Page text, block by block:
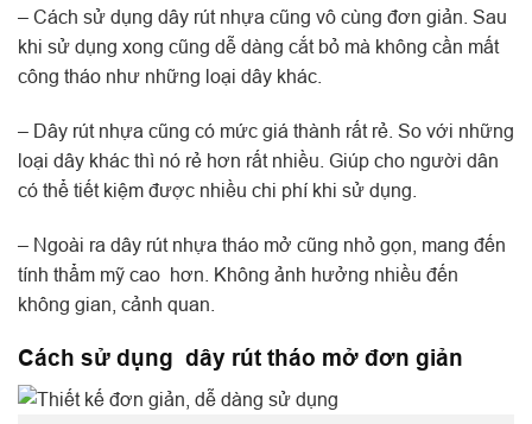
– Cách sử dụng dây rút nhựa cũng vô cùng đơn giản. Sau
khi sử dụng xong cũng dễ dàng cắt bỏ mà không cần mất
công tháo như những loại dây khác.
– Dây rút nhựa cũng có mức giá thành rất rẻ. So với những
loại dây khác thì nó rẻ hơn rất nhiều. Giúp cho người dân
có thể tiết kiệm được nhiều chi phí khi sử dụng.
– Ngoài ra dây rút nhựa tháo mở cũng nhỏ gọn, mang đến
tính thẩm mỹ cao hơn. Không ảnh hưởng nhiều đến
không gian, cảnh quan.
Cách sử dụng dây rút tháo mở đơn giản